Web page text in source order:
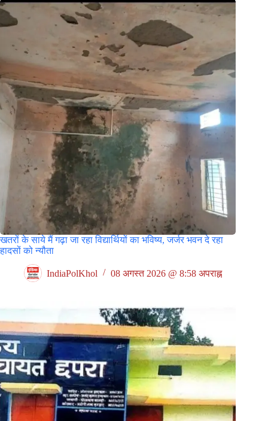
खतरों के साये मैं गढ़ा जा रहा विद्यार्थियों का भविष्य, जर्जर भवन दे रहा
हादसों को न्यौता
IndiaPolKhol 08 अगस्त 2026 @ 8:58 अपराह्न